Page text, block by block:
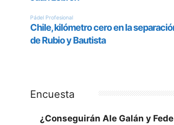
Encuesta
¿Conseguirán Ale Galán y Fede